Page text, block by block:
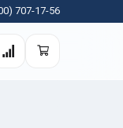
707-17-56